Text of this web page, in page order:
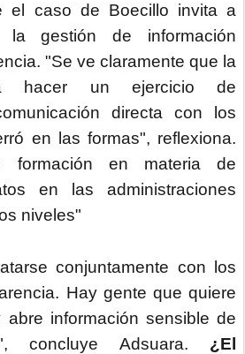
el caso de Boecillo invita a
la gestión de información
"Se ve claramente que la
hacer un ejercicio de
directa con los
en las formas", reflexiona.
formación en materia de
en las administraciones
niveles"
conjuntamente con los
Hay gente que quiere
abre información sensible de
concluye Adsuara. ¿El